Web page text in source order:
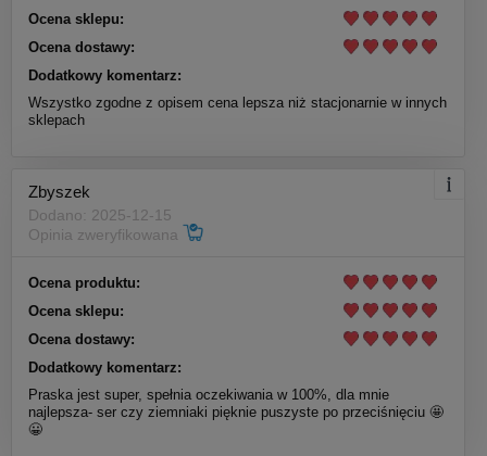
Ocena sklepu:
Ocena dostawy:
Dodatkowy komentarz:
Wszystko zgodne z opisem cena lepsza niż stacjonarnie w innych
sklepach
Zbyszek
Dodano: 2025-12-15
Opinia zweryfikowana
Ocena produktu:
Ocena sklepu:
Ocena dostawy:
Dodatkowy komentarz:
Praska jest super, spełnia oczekiwania w 100%, dla mnie
najlepsza- ser czy ziemniaki pięknie puszyste po przeciśnięciu 🤩
😀